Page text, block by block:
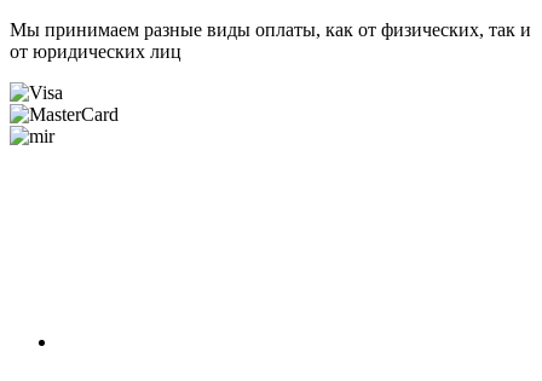
Мы принимаем разные виды оплаты, как от физических, так и
от юридических лиц